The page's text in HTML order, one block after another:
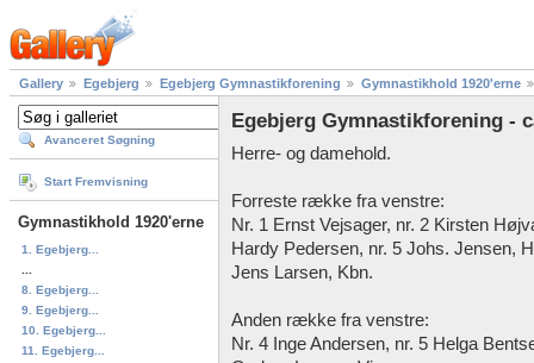
Gallery Egebjerg Egebjerg Gymnastikforening Gymnastikhold 1920'erne
Avanceret Søgning
Start Fremvisning
Gymnastikhold 1920'erne
1. Egebjerg...
8. Egebjerg...
9. Egebjerg...
10. Egebjerg...
11. Egebjerg...
Egebjerg Gymnastikforening -
Herre- og damehold.
Forreste række fra venstre:
Nr. 1 Ernst Vejsager, nr. 2 Kirsten
Hardy Pedersen, nr. 5 Johs. Jensen,
Jens Larsen, Kbn.
Anden række fra venstre:
Nr. 4 Inge Andersen, nr. 5 Helga